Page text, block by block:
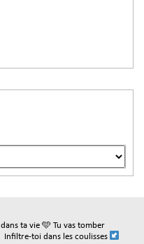
ta vie 🩵 Tu vas tomber
Infiltre-toi dans les coulisses